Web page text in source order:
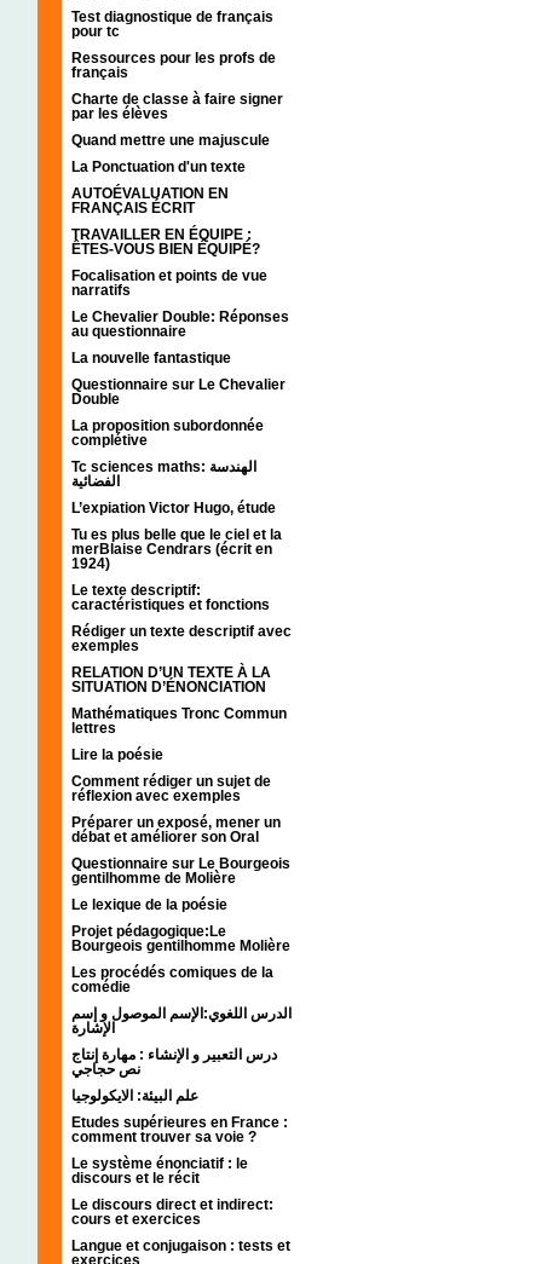
Test diagnostique de français
pour tc
Ressources pour les profs de
français
Charte de classe à faire signer
par les élèves
Quand mettre une majuscule
La Ponctuation d'un texte
AUTOÉVALUATION EN
FRANÇAIS ÉCRIT
TRAVAILLER EN ÉQUIPE :
ÊTES-VOUS BIEN ÉQUIPÉ?
Focalisation et points de vue
narratifs
Le Chevalier Double: Réponses
au questionnaire
La nouvelle fantastique
Questionnaire sur Le Chevalier
Double
La proposition subordonnée
complétive
Tc sciences maths: الهندسة
الفضائية
L’expiation Victor Hugo, étude
Tu es plus belle que le ciel et la
merBlaise Cendrars (écrit en
1924)
Le texte descriptif:
caractéristiques et fonctions
Rédiger un texte descriptif avec
exemples
RELATION D’UN TEXTE À LA
SITUATION D’ÉNONCIATION
Mathématiques Tronc Commun
lettres
Lire la poésie
Comment rédiger un sujet de
réflexion avec exemples
Préparer un exposé, mener un
débat et améliorer son Oral
Questionnaire sur Le Bourgeois
gentilhomme de Molière
Le lexique de la poésie
Projet pédagogique:Le
Bourgeois gentilhomme Molière
Les procédés comiques de la
comédie
الدرس اللغوي:الإسم الموصول و إسم
الإشارة
درس التعبير و الإنشاء : مهارة إنتاج
نص حجاجي
علم البيئة: الايكولوجيا
Etudes supérieures en France :
comment trouver sa voie ?
Le système énonciatif : le
discours et le récit
Le discours direct et indirect:
cours et exercices
Langue et conjugaison : tests et
exercices